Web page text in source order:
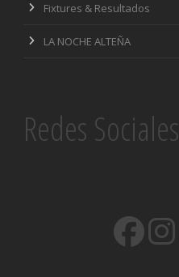
Fixtures & Resultados
LA NOCHE ALTEÑA
Redes Sociales